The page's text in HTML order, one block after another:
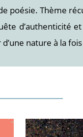
poésie. Thème
d’authenticité
nature à la